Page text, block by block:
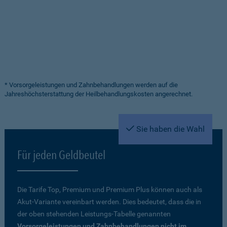
* Vorsorgeleistungen und Zahnbehandlungen werden auf die
Jahreshöchsterstattung der Heilbehandlungskosten angerechnet.
Sie haben die Wahl
Für jeden Geldbeutel
Die Tarife Top, Premium und Premium Plus können auch als
Akut-Variante vereinbart werden. Dies bedeutet, dass die in
der oben stehenden Leistungs-Tabelle genannten